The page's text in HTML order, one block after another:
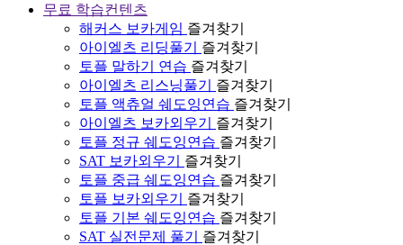
무료 학습컨텐츠
해커스 보카게임 즐겨찾기
아이엘츠 리딩풀기
즐겨찾기
토플 말하기 연습 즐겨찾기
아이엘츠 리스닝풀기
즐겨찾기
토플 액츄얼 쉐도잉연습 즐겨찾기
아이엘츠 보카외우기
즐겨찾기
토플 정규 쉐도잉연습 즐겨찾기
SAT 보카외우기
즐겨찾기
토플 중급 쉐도잉연습 즐겨찾기
토플 보카외우기
즐겨찾기
토플 기본 쉐도잉연습 즐겨찾기
SAT 실전문제 풀기
즐겨찾기